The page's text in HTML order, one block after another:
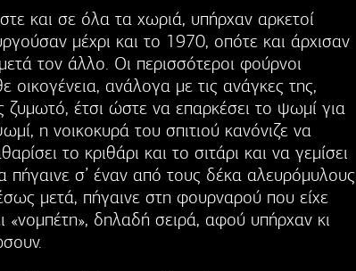
και σε όλα τα χωριά, υπήρχαν αρκετοί
μέχρι και το 1970, οπότε και άρχισαν
τον άλλο. Οι περισσότεροι φούρνοι
οικογένεια, ανάλογα με τις ανάγκες της,
ζυμωτό, έτσι ώστε να επαρκέσει το ψωμί για
η νοικοκυρά του σπιτιού κανόνιζε να
το κριθάρι και το σιτάρι και να γεμίσει
πήγαινε σ’ έναν από τους δέκα αλευρόμυλους
μετά, πήγαινε στη φουρναρού που είχε
«νομπέτη», δηλαδή σειρά, αφού υπήρχαν κι